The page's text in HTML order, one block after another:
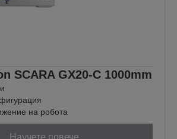
SCARA GX20-C 1000mm
на робота
Научете повече